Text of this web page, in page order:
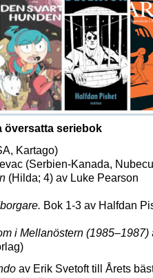
översatta seriebok
Kartago)
(Serbien-Kanada,
(Hilda; 4) av Luke Pearson
Bok 1-3 av Halfdan
i Mellanöstern (1985–1987)
av Erik Svetoft till Årets